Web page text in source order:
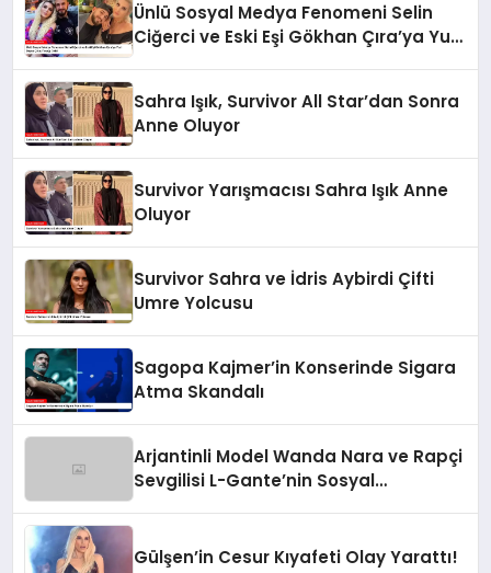
Ünlü Sosyal Medya Fenomeni Selin
Ciğerci ve Eski Eşi Gökhan Çıra’ya Yurt
Sahra Işık, Survivor All Star’dan Sonra
Anne Oluyor
Survivor Yarışmacısı Sahra Işık Anne
Oluyor
Survivor Sahra ve İdris Aybirdi Çifti
Umre Yolcusu
Sagopa Kajmer’in Konserinde Sigara
Atma Skandalı
Arjantinli Model Wanda Nara ve Rapçi
Sevgilisi L-Gante’nin Sosyal
Gülşen’in Cesur Kıyafeti Olay Yarattı!